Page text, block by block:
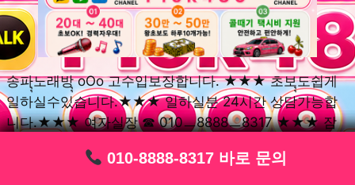
010-8888-8317 바로 문의
010-8888-8317 바로 문의
010-8888-8317 바로 문의
010-8888-8317 바로 문의
010-8888-8317 바로 문의
010-8888-8317 바로 문의
송파ุุ노래방ุุ oOo 고수입보장합니다. ★★★ 초보ุุ도쉽게
일하실수있습니다.★★★ 일하실분 24시간 상담가능합
니다.★★★ 여자실장 ☎ 010ㅡ8888ㅡ8317 ★★★ 잠
세요. 여성ㅣุุ알바ุุㅣ여기 신천동ุุ노래방ุุ ◞✿ 풍납동ุุ노래방ุุ
010-8888-8317 바로 문의
010-8888-8317 바로 문의
010-8888-8317 바로 문의